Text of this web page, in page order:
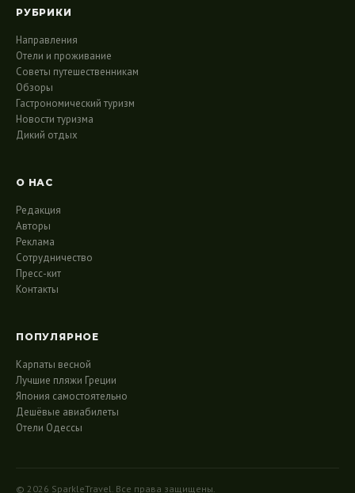
РУБРИКИ
Направления
Отели и проживание
Советы путешественникам
Обзоры
Гастрономический туризм
Новости туризма
Дикий отдых
О НАС
Редакция
Авторы
Реклама
Сотрудничество
Пресс-кит
Контакты
ПОПУЛЯРНОЕ
Карпаты весной
Лучшие пляжи Греции
Япония самостоятельно
Дешёвые авиабилеты
Отели Одессы
© 2026 SparkleTravel. Все права защищены.